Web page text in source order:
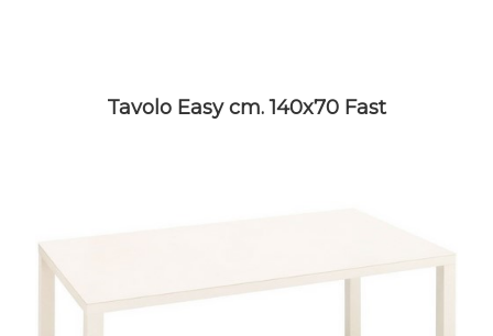
Tavolo Easy cm. 140x70 Fast